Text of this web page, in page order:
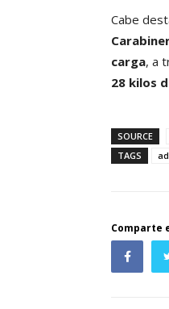
Cabe
carga, a
28 kilos
SOURCE
TAGS
Comparte